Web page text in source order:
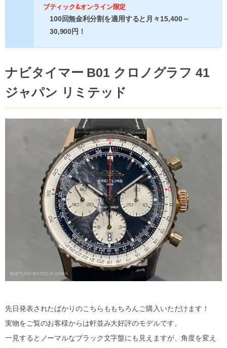
ブティック&オンライン限定
100回無金利分割を適用すると月々15,400～
30,900円！
ナビタイマー B01 クロノグラフ 41
ジャパン リミテッド
先日発表されたばかりのこちらももちろんご購入いただけます！
実物をご覧のお客様からは軒並み大好評のモデルです。
一見するとノーマルなブラック文字盤にも見えますが、角度を変え